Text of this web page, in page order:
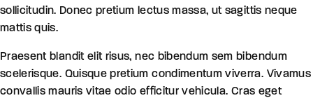
sollicitudin. Donec pretium lectus massa, ut sagittis neque
mattis quis.
Praesent blandit elit risus, nec bibendum sem bibendum
scelerisque. Quisque pretium condimentum viverra. Vivamus
convallis mauris vitae odio efficitur vehicula. Cras eget